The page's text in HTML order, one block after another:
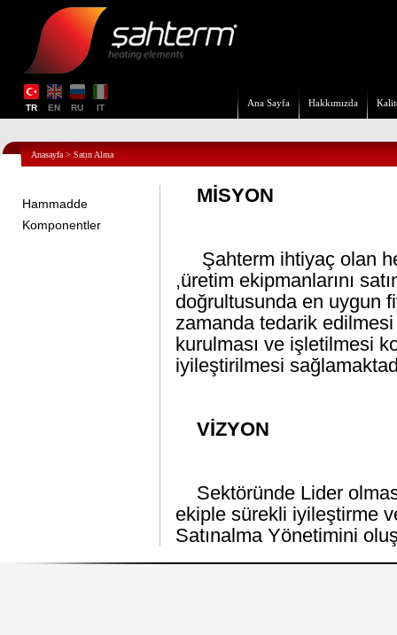
TR EN RU IT Ana Sayfa Hakkımızda
Anasayfa > Satın Alma
Hammadde
Komponentler
MİSYON
Şahterm ihtiyaç olan
,üretim ekipmanlarını
doğrultusunda en uygun
zamanda tedarik
kurulması ve işletilmesi
iyileştirilmesi
VİZYON
Sektöründe Lider
ekiple sürekli iyileştirme
Satınalma Yönetimini